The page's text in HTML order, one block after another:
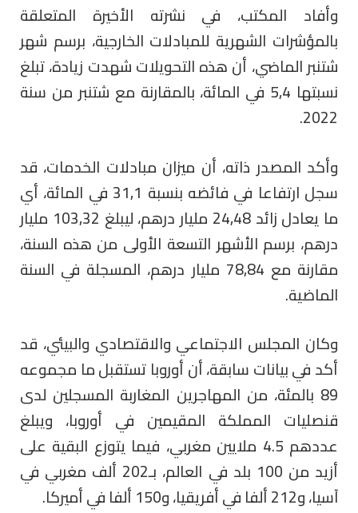
وأفاد المكتب، في نشرته الأخيرة المتعلقة
بالمؤشرات الشهرية للمبادلات الخارجية، برسم شهر
شتنبر الماضي، أن هذه التحويلات شهدت زيادة، تبلغ
نسبتها 5,4 في المائة، بالمقارنة مع شتنبر من سنة
2022.
وأكد المصدر ذاته، أن ميزان مبادلات الخدمات، قد
سجل ارتفاعا في فائضه بنسبة 31,1 في المائة، أي
ما يعادل زائد 24,48 مليار درهم، ليبلغ 103,32 مليار
درهم، برسم الأشهر التسعة الأولى من هذه السنة،
مقارنة مع 78,84 مليار درهم، المسجلة في السنة
الماضية.
وكان المجلس الاجتماعي والاقتصادي والبيئي، قد
أكد في بيانات سابقة، أن أوروبا تستقبل ما مجموعه
89 بالمئة، من المهاجرين المغاربة المسجلين لدى
قنصليات المملكة المقيمين في أوروبا، ويبلغ
عددهم 4.5 ملايين مغربي، فيما يتوزع البقية على
أزيد من 100 بلد في العالم، بـ202 ألف مغربي في
آسيا، و212 ألفا في أفريقيا، و150 ألفا في أميركا.